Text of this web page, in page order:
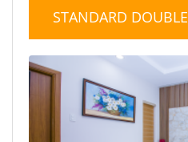
STANDARD DOUBLE